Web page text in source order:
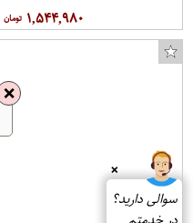
۱,۵۴۴,۹۸۰
❌
سوالی دارید؟
❌